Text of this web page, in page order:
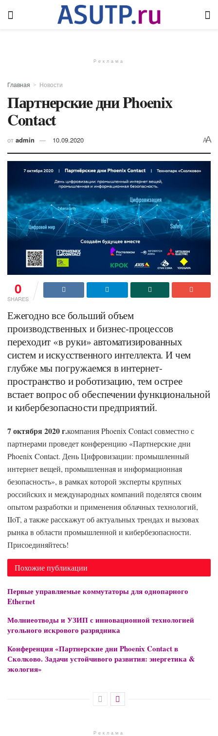
Реклама
Главная Новости
Партнерские дни Phoenix
Contact
от admin 10.09.2020 AA
0
SHARES
Ежегодно все больший объем
производственных и бизнес-процессов
переходит «в руки» автоматизированных
систем и искусственного интеллекта. И чем
глубже мы погружаемся в интернет-
пространство и роботизацию, тем острее
встает вопрос об обеспечении функциональной
и кибербезопасности предприятий.
7 октября 2020 г.компания Phoenix Contact совместно с
партнерами проведет конференцию «Партнерские дни
Phoenix Contact. День Цифровизации: промышленный
интернет вещей, промышленная и информационная
безопасность», в рамках которой эксперты крупных
российских и международных компаний поделятся своим
опытом разработки и применения облачных технологий,
IIoT, а также расскажут об актуальных трендах и вызовах
рынка в области промышленной и кибербезопасности.
Присоединяйтесь!
Похожие публикации
Первые управляемые коммутаторы для однопарного
Ethernet
Молниеотводы и УЗИП с инновационной технологией
угольного искрового разрядника
Конференция «Партнерские дни Phoenix Contact в
Сколково. Задачи устойчивого развития: энергетика &
экология»
Реклама